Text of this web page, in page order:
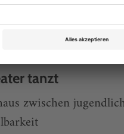
tanzt
zwischen